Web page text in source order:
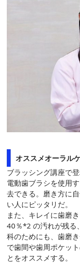
オススメオーラル
ブラッシング講座で
電動歯ブラシを使用
去できる。磨き方に
い人にピッタリだ。
また、キレイに歯磨
40％*2 の汚れが残る
科のためにも、歯磨
で歯間や歯周ポケッ
とをオススメする。